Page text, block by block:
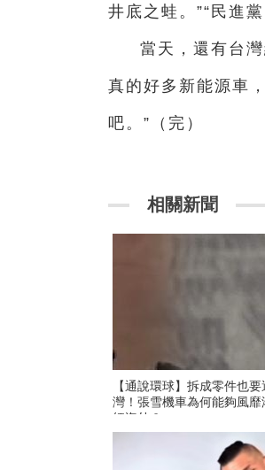
井底之蛙。”“民進
當天，還有台
真的好多新能源車
吧。”（完）
相關新聞
【通說環球】拆成零件也
灣！張雪機車為何能夠風靡
紅海外？